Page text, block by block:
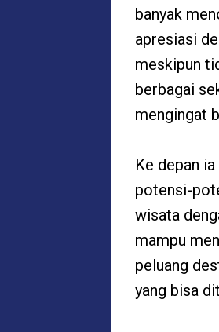
banyak
apresiasi
meskipun
berbagai
mengingat
Ke depan
potensi-
wisata
mampu
peluang
yang bisa